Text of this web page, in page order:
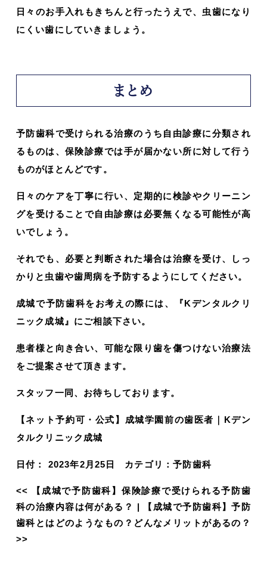
日々のお手入れもきちんと行ったうえで、虫歯になり
にくい歯にしていきましょう。
まとめ
予防歯科で受けられる治療のうち自由診療に分類され
るものは、保険診療では手が届かない所に対して行う
ものがほとんどです。
日々のケアを丁寧に行い、定期的に検診やクリーニン
グを受けることで自由診療は必要無くなる可能性が高
いでしょう。
それでも、必要と判断された場合は治療を受け、しっ
かりと虫歯や歯周病を予防するようにしてください。
成城で予防歯科をお考えの際には、『Kデンタルクリ
ニック成城』にご相談下さい。
患者様と向き合い、可能な限り歯を傷つけない治療法
をご提案させて頂きます。
スタッフ一同、お待ちしております。
【ネット予約可・公式】成城学園前の歯医者｜Kデン
タルクリニック成城
日付： 2023年2月25日 カテゴリ：予防歯科
<< 【成城で予防歯科】保険診療で受けられる予防歯
科の治療内容は何がある？
【成城で予防歯科】予防
歯科とはどのようなもの？どんなメリットがあるの？
>>